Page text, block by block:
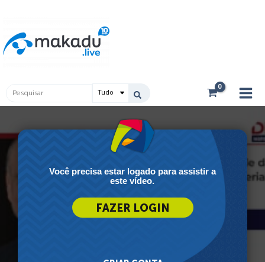
conteúdo
Pesquisar
...
Você precisa estar logado para assistir a
este vídeo.